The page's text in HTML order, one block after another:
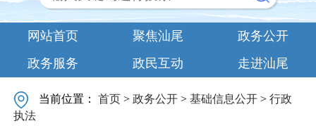
网站首页 聚焦汕尾
政务公开
政务服务
政民互动 走进汕尾
当前位置：首页 >政务公开 >基础信息公开 >行政
执法